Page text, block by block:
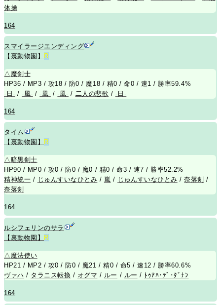
体操
164
スマイラージエンディング
【裏動物園】
R
△ 魔剣士
HP36 / MP3 / 攻18 / 防0 / 魔18 / 精0 / 命0 / 速1 / 勝率59.4%
-日- /-風- /-風- /-風- / 二人の悲歌 / -日-
164
タイム
【裏動物園】 R
△ 暗黒剣士
HP90 / MP0 / 攻0 / 防0 / 魔0 / 精0 / 命3 / 速7 / 勝率52.2%
精神統一 / じゅんすいなひとみ / 嵐 / じゅんすいなひとみ /奈落剣 /
奈落剣
164
ルシフェリンのサラ
【裏動物園】 R
△ 魔法使い
HP21 / MP2 / 攻0 / 防0 / 魔21 / 精0 / 命5 / 速12 / 勝率60.6%
ヴァハ / タラニス転換 / オグマ / ルー / ルー / ﾄｩｱﾊ･ﾃﾞ･ﾀﾞﾅﾝ
164